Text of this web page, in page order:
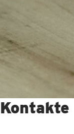
Kontakte